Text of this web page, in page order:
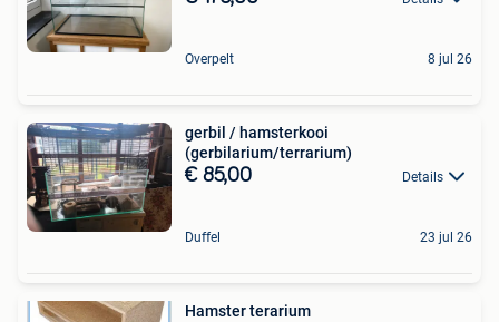
Overpelt 8 jul 26
gerbil / hamsterkooi
(gerbilarium/terrarium)
€ 85,00 Details
Duffel 23 jul 26
Hamster terarium